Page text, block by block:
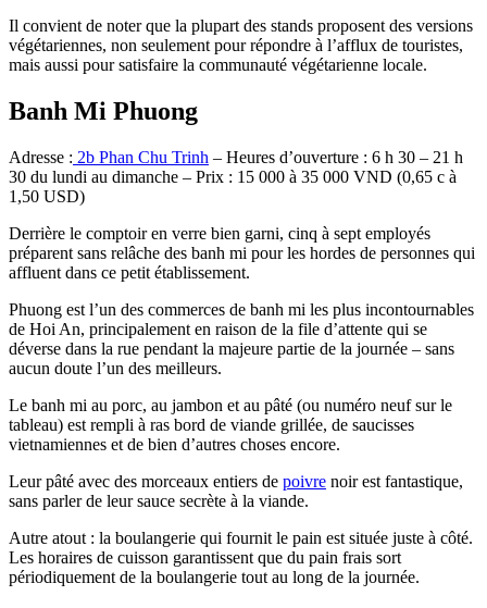
Il convient de noter que la plupart des stands proposent des versions
végétariennes, non seulement pour répondre à l’afflux de touristes,
mais aussi pour satisfaire la communauté végétarienne locale.
Banh Mi Phuong
Adresse : 2b Phan Chu Trinh – Heures d’ouverture : 6 h 30 – 21 h
30 du lundi au dimanche – Prix : 15 000 à 35 000 VND (0,65 c à
1,50 USD)
Derrière le comptoir en verre bien garni, cinq à sept employés
préparent sans relâche des banh mi pour les hordes de personnes qui
affluent dans ce petit établissement.
Phuong est l’un des commerces de banh mi les plus incontournables
de Hoi An, principalement en raison de la file d’attente qui se
déverse dans la rue pendant la majeure partie de la journée – sans
aucun doute l’un des meilleurs.
Le banh mi au porc, au jambon et au pâté (ou numéro neuf sur le
tableau) est rempli à ras bord de viande grillée, de saucisses
vietnamiennes et de bien d’autres choses encore.
Leur pâté avec des morceaux entiers de poivre noir est fantastique,
sans parler de leur sauce secrète à la viande.
Autre atout : la boulangerie qui fournit le pain est située juste à côté.
Les horaires de cuisson garantissent que du pain frais sort
périodiquement de la boulangerie tout au long de la journée.